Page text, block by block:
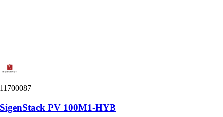
11700087
SigenStack PV 100M1-HYB